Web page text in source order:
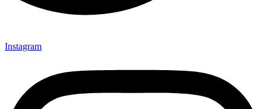
Instagram